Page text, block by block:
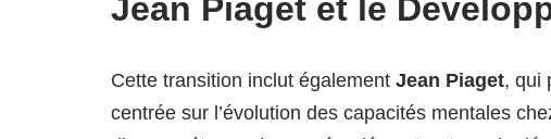
Jean Piaget et le
Cette transition inclut également Jean Piaget, qui
centrée sur l’évolution des capacités mentales